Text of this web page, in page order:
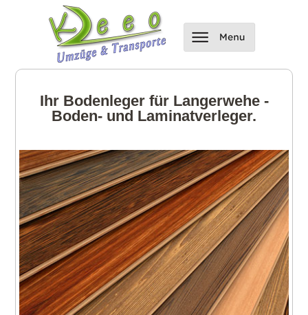
Ihr Bodenleger für Langerwehe -
Boden- und Laminatverleger.